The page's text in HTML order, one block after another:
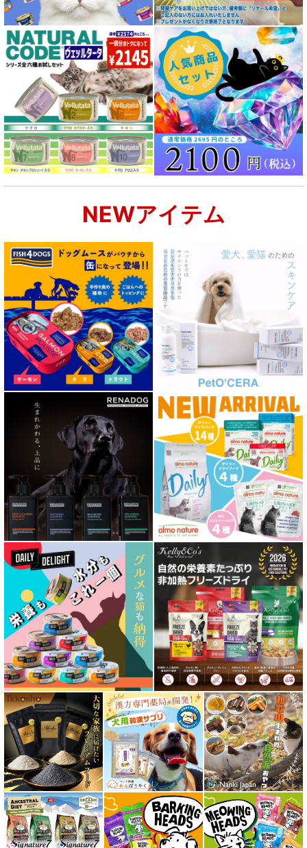
成犬用 フード for DOG
シニア犬用フード for DOG
食物アレルギー対応 ドッグフード
腎臓ケア対応ドッグフード
肝臓ケア対応ドッグフード
肥満ケア対応 フード for DOG
泌尿器ケア対応 フード for DOG
胃腸ケア対応 フード for DOG
口腔内・喉ケア対応商品 犬用
心臓ケア対応ドッグフード
皮膚・被毛ケア対応 フード for DOG
低脂肪 ドライフード for DOG
特集 ドッグフードの涙やけ対策
特集 穀物不使用 ドッグフード（ドライ）
フリーズドライ ドッグフード
エアドライ ドッグフード
愛猫用ウェット300円以下コーナー
全年齢対応 フード for CAT
キトン用 フード for CAT
NEWアイテム